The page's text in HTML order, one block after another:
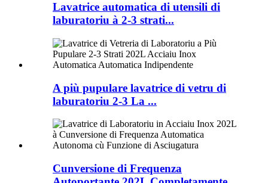
Lavatrice automatica di utensili di
laburatoriu à 2-3 strati...
A più pupulare lavatrice di vetru di
laburatoriu 2-3 La ...
Cunversione di Frequenza